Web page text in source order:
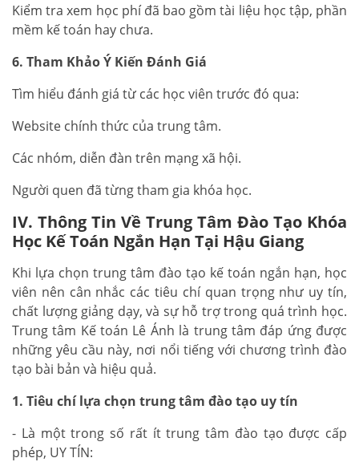
Kiểm tra xem học phí đã bao gồm tài liệu học tập, phần
mềm kế toán hay chưa.
6. Tham Khảo Ý Kiến Đánh Giá
Tìm hiểu đánh giá từ các học viên trước đó qua:
Website chính thức của trung tâm.
Các nhóm, diễn đàn trên mạng xã hội.
Người quen đã từng tham gia khóa học.
IV. Thông Tin Về Trung Tâm Đào Tạo Khóa
Học Kế Toán Ngắn Hạn Tại Hậu Giang
Khi lựa chọn trung tâm đào tạo kế toán ngắn hạn, học
viên nên cân nhắc các tiêu chí quan trọng như uy tín,
chất lượng giảng dạy, và sự hỗ trợ trong quá trình học.
Trung tâm Kế toán Lê Ánh là trung tâm đáp ứng được
những yêu cầu này, nơi nổi tiếng với chương trình đào
tạo bài bản và hiệu quả.
1. Tiêu chí lựa chọn trung tâm đào tạo uy tín
- Là một trong số rất ít trung tâm đào tạo được cấp
phép, UY TÍN: